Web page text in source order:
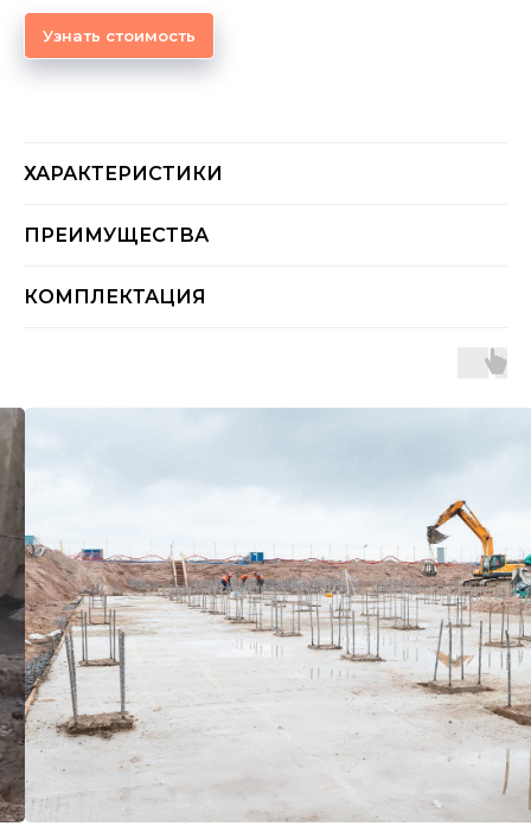
Узнать стоимость
ХАРАКТЕРИСТИКИ
ПРЕИМУЩЕСТВА
КОМПЛЕКТАЦИЯ